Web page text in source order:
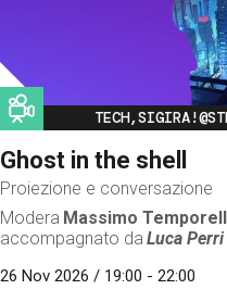
Image
Ghost in the shell
Proiezione e conversazione
Modera Massimo
accompagnato da Luca Perri
26 Nov 2026 / 19:00 - 22:00